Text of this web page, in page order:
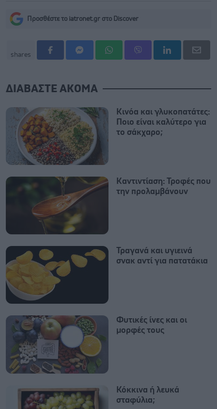
Προσθέστε το iatronet.gr στο Discover
shares
ΔΙΑΒΑΣΤΕ ΑΚΟΜΑ
Κινόα και γλυκοπατάτες:
Ποιο είναι καλύτερο για
το σάκχαρο;
Καντιντίαση: Τροφές που
την προλαμβάνουν
Τραγανά και υγιεινά
σνακ αντί για πατατάκια
Φυτικές ίνες και οι
μορφές τους
Κόκκινα ή λευκά
σταφύλια;